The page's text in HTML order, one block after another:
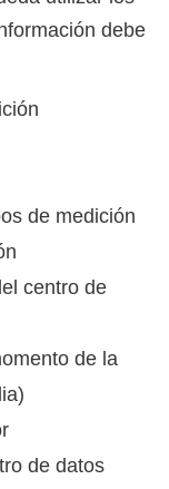
debe
de medición
centro de
de la
de datos